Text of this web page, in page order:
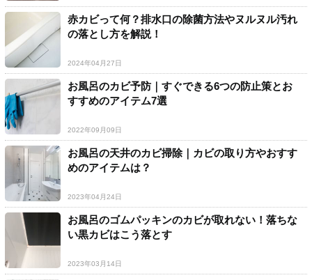
赤カビって何？排水口の除菌方法やヌルヌル汚れ
の落とし方を解説！
2024年04月27日
お風呂のカビ予防｜すぐできる6つの防止策とお
すすめのアイテム7選
2022年09月09日
お風呂の天井のカビ掃除｜カビの取り方やおすす
めのアイテムは？
2023年04月24日
お風呂のゴムパッキンのカビが取れない！落ちな
い黒カビはこう落とす
2023年03月14日